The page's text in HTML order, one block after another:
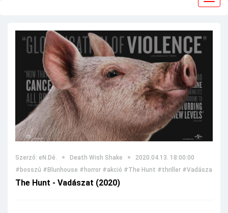
Szerző: eN.Dé. Death Wish Shake
2020.04.13. 18:00:00
#bosszú #Blunhouse #horror #akció #The Hunt #thriller #Vadászat
The Hunt - Vadászat (2020)